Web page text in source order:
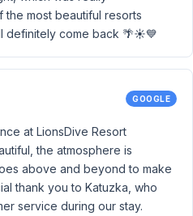
most beautiful resorts
definitely come back 🌴☀️💙
GOOGLE
at LionsDive Resort
the atmosphere is
above and beyond to make
thank you to Katuzka, who
service during our stay.